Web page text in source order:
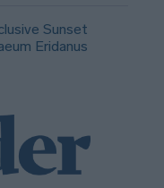
Sunset
Eridanus